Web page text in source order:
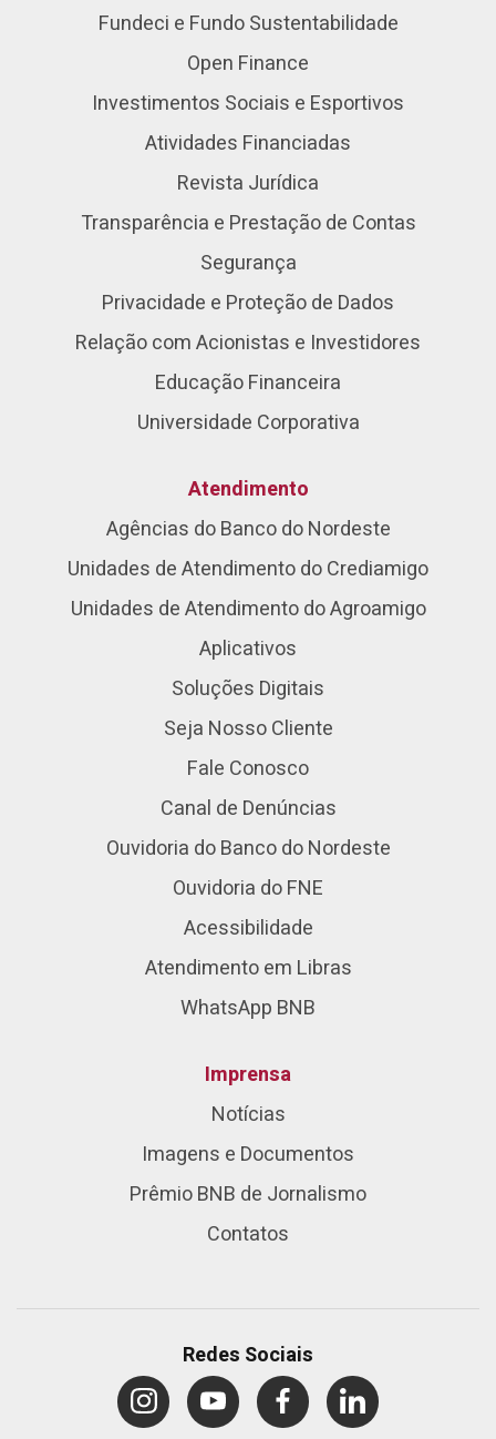
Fundeci e Fundo Sustentabilidade
Open Finance
Investimentos Sociais e Esportivos
Atividades Financiadas
Revista Jurídica
Transparência e Prestação de Contas
Segurança
Privacidade e Proteção de Dados
Relação com Acionistas e Investidores
Educação Financeira
Universidade Corporativa
Atendimento
Agências do Banco do Nordeste
Unidades de Atendimento do Crediamigo
Unidades de Atendimento do Agroamigo
Aplicativos
Soluções Digitais
Seja Nosso Cliente
Fale Conosco
Canal de Denúncias
Ouvidoria do Banco do Nordeste
Ouvidoria do FNE
Acessibilidade
Atendimento em Libras
WhatsApp BNB
Imprensa
Notícias
Imagens e Documentos
Prêmio BNB de Jornalismo
Contatos
Redes Sociais